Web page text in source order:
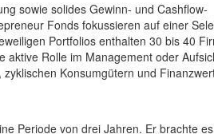
sowie solides Gewinn- und Cashflow-
Fonds fokussieren auf einer
Portfolios enthalten 30 bis 40
aktive Rolle im Management oder
Konsumgütern und
Periode von drei Jahren. Er brachte